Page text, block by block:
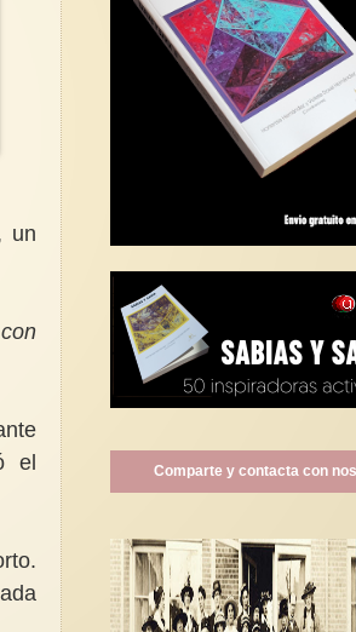
un
el
Comparte y contacta con